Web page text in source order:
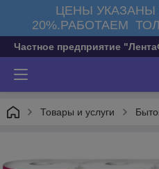
ЦЕНЫ УКАЗАНЫ
20%.РАБОТАЕМ
Частное предприятие
Товары и услуги